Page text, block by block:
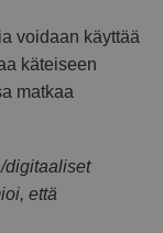
voidaan käyttää
käteiseen
matkaa
digitaaliset
että